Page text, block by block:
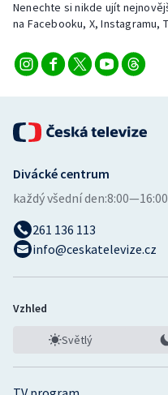
Sportovní střelba
Veslování
Volejbal
Ostatní
Nenechte si nikde ujít
na Facebooku, X, Instagramu,
Divácké centrum
každý všední den:
261 136 113
info@ceskatelevize.cz
Vzhled
Světlý